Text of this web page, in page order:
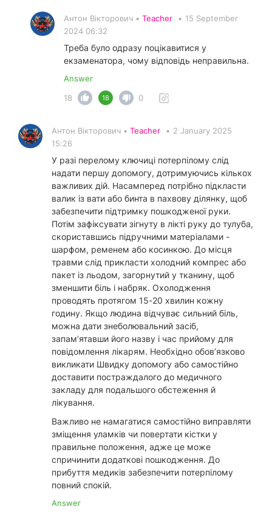
Антон Вікторович • Teacher • 15 September
2024 06:32
Треба було одразу поцікавитися у
екзаменатора, чому відповідь неправильна.
Answer
18
18 0
Антон Вікторович • Teacher • 2 January 2025
15:26
У разі перелому ключиці потерпілому слід
надати першу допомогу, дотримуючись кількох
важливих дій. Насамперед потрібно підкласти
валик із вати або бинта в пахвову ділянку, щоб
забезпечити підтримку пошкодженої руки.
Потім зафіксувати зігнуту в лікті руку до тулуба,
скориставшись підручними матеріалами -
шарфом, ременем або косинкою. До місця
травми слід прикласти холодний компрес або
пакет із льодом, загорнутий у тканину, щоб
зменшити біль і набряк. Охолодження
проводять протягом 15-20 хвилин кожну
годину. Якщо людина відчуває сильний біль,
можна дати знеболювальний засіб,
запам’ятавши його назву і час прийому для
повідомлення лікарям. Необхідно обов’язково
викликати Швидку допомогу або самостійно
доставити постраждалого до медичного
закладу для подальшого обстеження й
лікування.
Важливо не намагатися самостійно виправляти
зміщення уламків чи повертати кістки у
правильне положення, адже це може
спричинити додаткові пошкодження. До
прибуття медиків забезпечити потерпілому
повний спокій.
Answer